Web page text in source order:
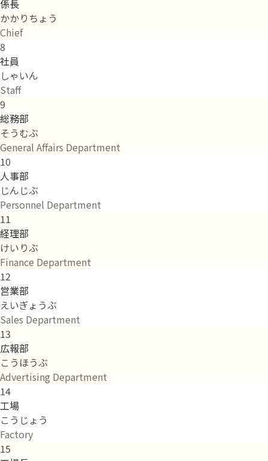
係長
かかりちょう
Chief
8
社員
しゃいん
Staff
9
総務部
そうむぶ
General Affairs Department
10
人事部
じんじぶ
Personnel Department
11
経理部
けいりぶ
Finance Department
12
営業部
えいぎょうぶ
Sales Department
13
広報部
こうほうぶ
Advertising Department
14
工場
こうじょう
Factory
15